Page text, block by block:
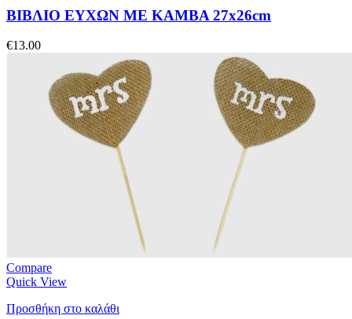
ΒΙΒΛΙΟ ΕΥΧΩΝ ME ΚΑΜΒΑ 27x26cm
€13.00
Compare
Quick View
Προσθήκη στο καλάθι